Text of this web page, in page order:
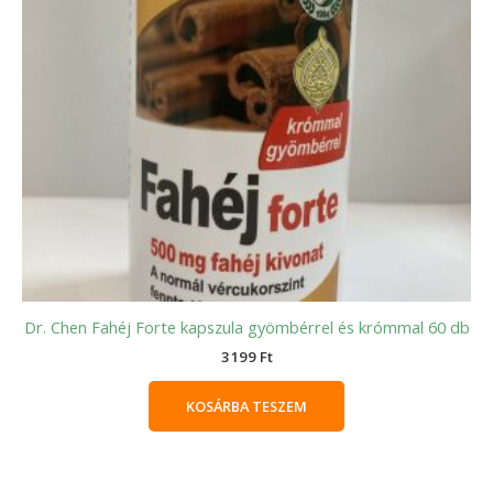
Dr. Chen Fahéj Forte kapszula gyömbérrel és krómmal 60 db
3199 Ft
KOSÁRBA TESZEM